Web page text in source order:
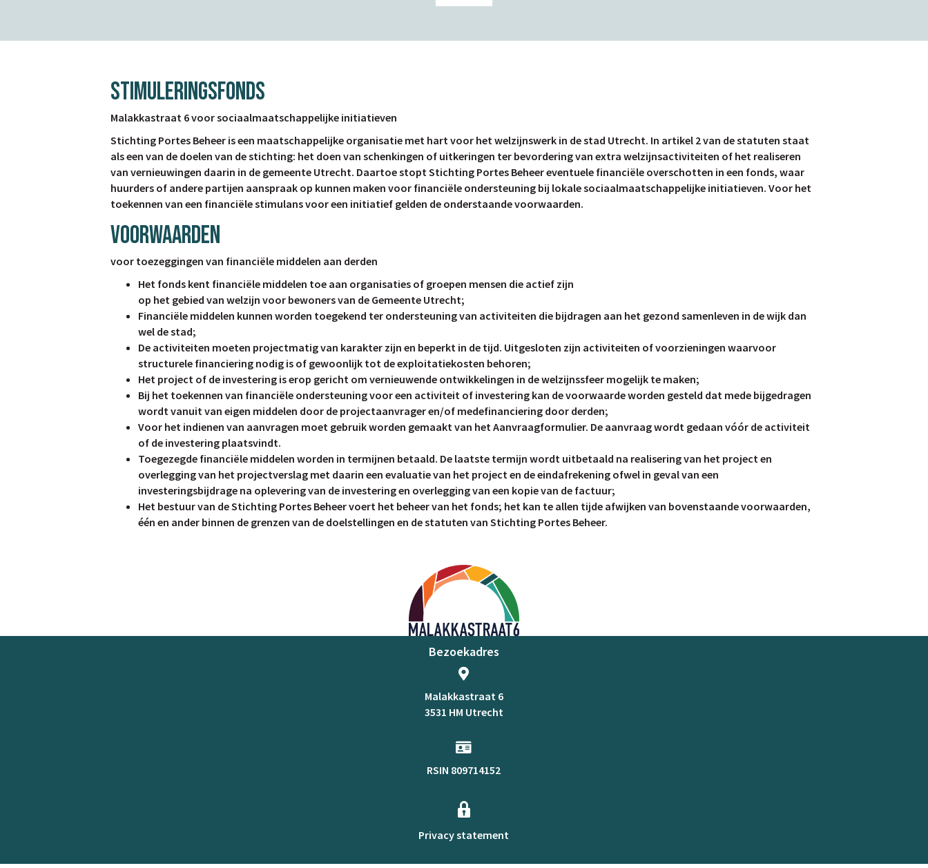
STIMULERINGSFONDS
Malakkastraat 6 voor sociaalmaatschappelijke initiatieven
Stichting Portes Beheer is een maatschappelijke organisatie met hart voor het welzijnswerk in de stad Utrecht. In artikel 2 van de statuten staat
als een van de doelen van de stichting: het doen van schenkingen of uitkeringen ter bevordering van extra welzijnsactiviteiten of het realiseren
van vernieuwingen daarin in de gemeente Utrecht. Daartoe stopt Stichting Portes Beheer eventuele financiële overschotten in een fonds, waar
huurders of andere partijen aanspraak op kunnen maken voor financiële ondersteuning bij lokale sociaalmaatschappelijke initiatieven. Voor het
toekennen van een financiële stimulans voor een initiatief gelden de onderstaande voorwaarden.
VOORWAARDEN
voor toezeggingen van financiële middelen aan derden
Het fonds kent financiële middelen toe aan organisaties of groepen mensen die actief zijn
op het gebied van welzijn voor bewoners van de Gemeente Utrecht;
Financiële middelen kunnen worden toegekend ter ondersteuning van activiteiten die bijdragen aan het gezond samenleven in de wijk dan
wel de stad;
De activiteiten moeten projectmatig van karakter zijn en beperkt in de tijd. Uitgesloten zijn activiteiten of voorzieningen waarvoor
structurele financiering nodig is of gewoonlijk tot de exploitatiekosten behoren;
Het project of de investering is erop gericht om vernieuwende ontwikkelingen in de welzijnssfeer mogelijk te maken;
Bij het toekennen van financiële ondersteuning voor een activiteit of investering kan de voorwaarde worden gesteld dat mede bijgedragen
wordt vanuit van eigen middelen door de projectaanvrager en/of medefinanciering door derden;
Voor het indienen van aanvragen moet gebruik worden gemaakt van het Aanvraagformulier. De aanvraag wordt gedaan vóór de activiteit
of de investering plaatsvindt.
Toegezegde financiële middelen worden in termijnen betaald. De laatste termijn wordt uitbetaald na realisering van het project en
overlegging van het projectverslag met daarin een evaluatie van het project en de eindafrekening ofwel in geval van een
investeringsbijdrage na oplevering van de investering en overlegging van een kopie van de factuur;
Het bestuur van de Stichting Portes Beheer voert het beheer van het fonds; het kan te allen tijde afwijken van bovenstaande voorwaarden,
één en ander binnen de grenzen van de doelstellingen en de statuten van Stichting Portes Beheer.
Bezoekadres
Malakkastraat 6
3531 HM Utrecht
RSIN 809714152
Privacy statement